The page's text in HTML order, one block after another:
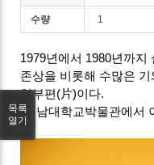
수량 1
1979년에서 1980년까
존상을 비롯해 수많은
일부편(片)이다.
(충남대학교박물관에서
목록
열기